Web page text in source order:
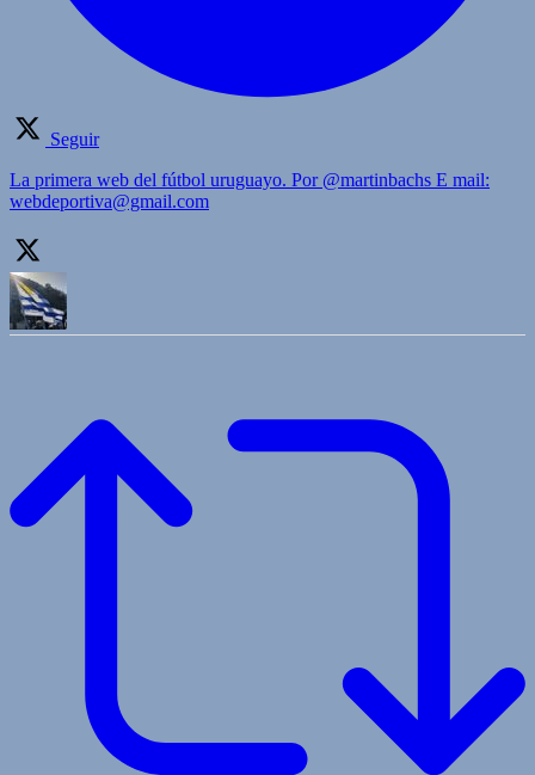
Seguir
La primera web del fútbol uruguayo. Por @martinbachs E mail:
webdeportiva@gmail.com